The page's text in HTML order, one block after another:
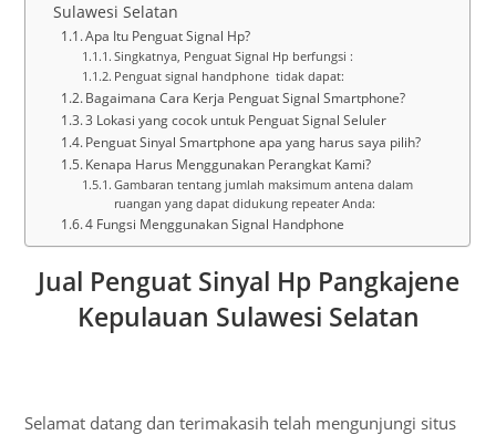
Sulawesi Selatan
Apa Itu Penguat Signal Hp?
Singkatnya, Penguat Signal Hp berfungsi :
Penguat signal handphone tidak dapat:
Bagaimana Cara Kerja Penguat Signal Smartphone?
3 Lokasi yang cocok untuk Penguat Signal Seluler
Penguat Sinyal Smartphone apa yang harus saya pilih?
Kenapa Harus Menggunakan Perangkat Kami?
Gambaran tentang jumlah maksimum antena dalam
ruangan yang dapat didukung repeater Anda:
4 Fungsi Menggunakan Signal Handphone
Jual Penguat Sinyal Hp Pangkajene
Kepulauan Sulawesi Selatan
Selamat datang dan terimakasih telah mengunjungi situs